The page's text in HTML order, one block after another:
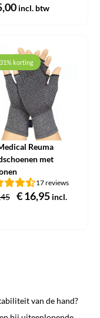
incl. btw
31% korting
Reuma
met
17 reviews
Oorspronkelijke
€16,95Huidige
incl.
van de hand?